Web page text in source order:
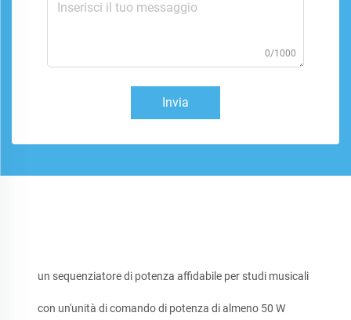
0/1000
Invia
un sequenziatore di potenza affidabile per studi musicali
con un'unità di comando di potenza di almeno 50 W